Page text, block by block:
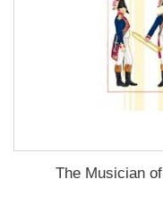
The Musician